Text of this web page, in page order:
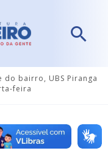
do bairro, UBS Piranga
feira